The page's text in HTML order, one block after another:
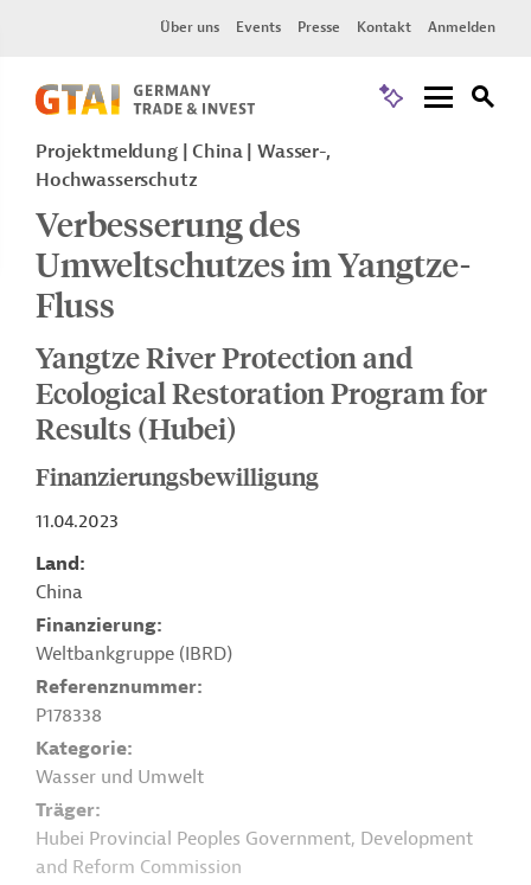
Über uns Events Presse Kontakt Anmelden
Projektmeldung China
Wasser-,
Hochwasserschutz
Verbesserung des
Umweltschutzes im Yangtze-
Fluss
Yangtze River Protection and
Ecological Restoration Program for
Results (Hubei)
Finanzierungsbewilligung
11.04.2023
Land
China
Finanzierung
Weltbankgruppe (IBRD)
Referenznummer
P178338
Kategorie
Wasser und Umwelt
Träger
Hubei Provincial Peoples Government, Development
and Reform Commission